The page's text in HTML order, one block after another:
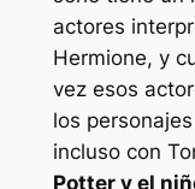
actores
Hermione, y
vez esos
los
incluso con
Potter y el